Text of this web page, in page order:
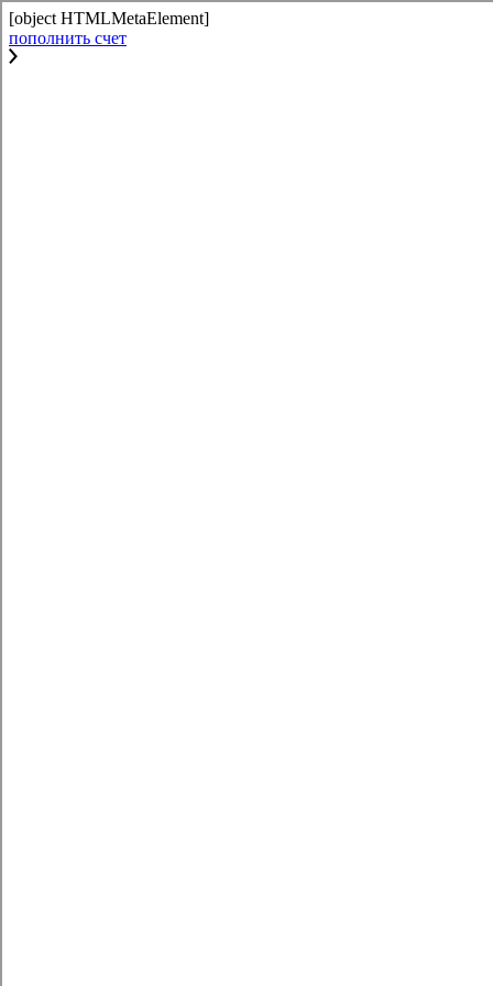
[object HTMLMetaElement]
пополнить счет